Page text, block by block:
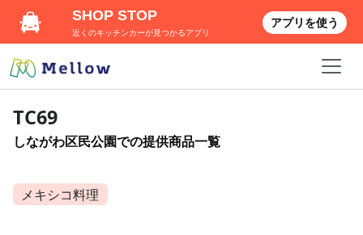
TC69
しながわ区民公園での提供商品一覧
メキシコ料理
SHOP STOP
近くのキッチンカーが見つかるアプリ
アプリを使う